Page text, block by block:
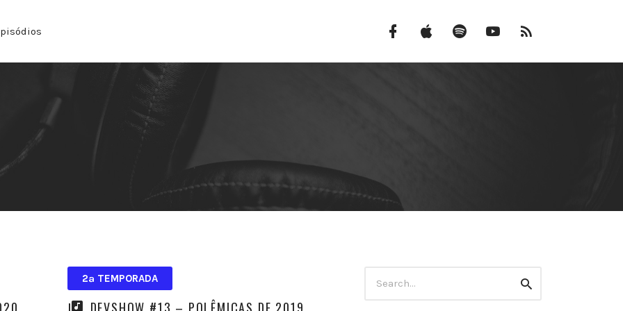
FacebookiTunes Spotify Canal
2ª TEMPORADA
for:
Search